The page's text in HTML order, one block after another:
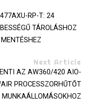
RP-T: 24
TÁROLÁSHOZ
Next Article
AZ AW360/420 AIO-
PROCESSZORHŰTŐT
MUNKAÁLLOMÁSOKHOZ